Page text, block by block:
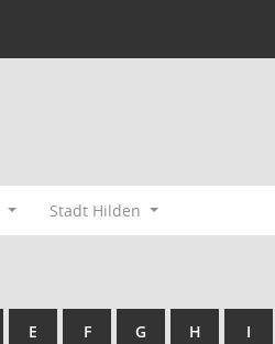
Stadt Hilden
E F G H I